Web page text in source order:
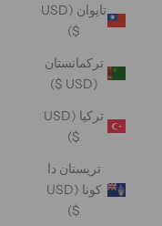
تايوان (USD
$)
تركمانستان
(USD $)
تركيا (USD
$)
تريستان دا
كونا (USD
$)